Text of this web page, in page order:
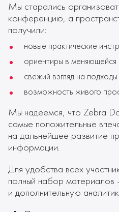
Мы старались
конференцию, а
получили:
новые практические
ориентиры в меняющейся
свежий взгляд на
возможность живого
Мы надеемся, что Zebra
самые положительные
на дальнейшее развитие
информации.
Для удобства всех
полный набор материалов
и дополнительную